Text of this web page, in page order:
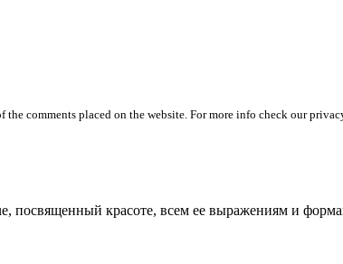
comments placed on the website. For more info check our
посвященный красоте, всем ее выражениям и